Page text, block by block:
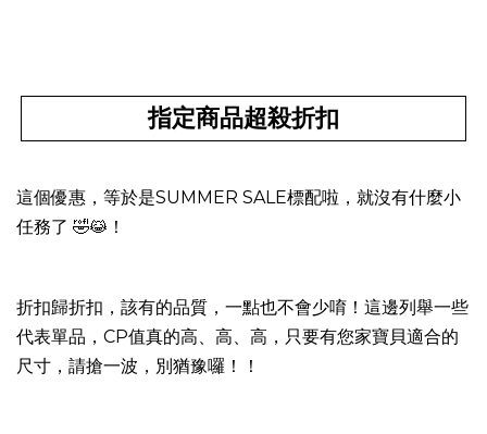
指定商品超殺折扣
這個優惠，等於是SUMMER SALE標配啦，就沒有什麼小
任務了 🤣😹！
折扣歸折扣，該有的品質，一點也不會少唷！這邊列舉一些
代表單品，CP值真的高、高、高，只要有您家寶貝適合的
尺寸，請搶一波，別猶豫囉！！